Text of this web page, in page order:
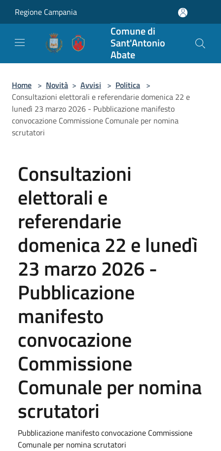
Regione Campania
Comune di
Sant'Antonio
Abate
Home > Novità > Avvisi > Politica >
Consultazioni elettorali e referendarie domenica 22 e
lunedì 23 marzo 2026 - Pubblicazione manifesto
convocazione Commissione Comunale per nomina
scrutatori
Consultazioni
elettorali e
referendarie
domenica 22 e lunedì
23 marzo 2026 -
Pubblicazione
manifesto
convocazione
Commissione
Comunale per nomina
scrutatori
Pubblicazione manifesto convocazione Commissione
Comunale per nomina scrutatori